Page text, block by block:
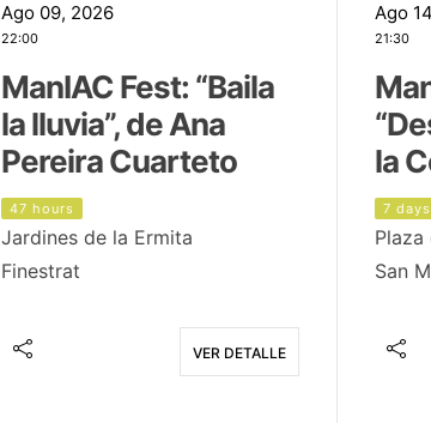
Ago 09, 2026
22:00
ManIAC Fest: “Baila
la lluvia”, de Ana
Pereira Cuarteto
47 hours
Jardines de la Ermita
Finestrat
VER DETALLE
Ago
21:30
la
7 days
San